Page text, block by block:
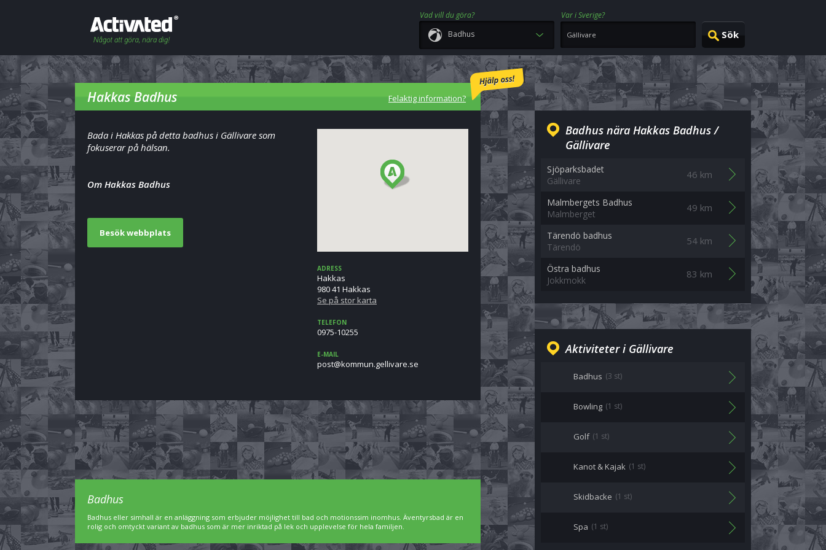
Vad vill du göra?
Var i Sverige?
Badhus
Hakkas Badhus Felaktig information?
Bada i Hakkas på detta badhus i Gällivare som
fokuserar på hälsan.
Om Hakkas Badhus
Besök webbplats
ADRESS
Hakkas
980 41 Hakkas
Se på stor karta
TELEFON
0975-10255
E-MAIL
es.eravilleg.nummok@tsop
Badhus nära Hakkas Badhus /
Gällivare
Sjöparksbadet
Gällivare
46 km
Malmbergets Badhus
Malmberget
49 km
Tärendö badhus
Tärendö
54 km
Östra badhus
Jokkmokk
83 km
Aktiviteter i Gällivare
Badhus (3 st)
Bowling (1 st)
Golf (1 st)
Kanot & Kajak (1 st)
Skidbacke (1 st)
Spa (1 st)
Badhus
Badhus eller simhall är en anläggning som erbjuder möjlighet till bad och motionssim inomhus. Äventyrsbad är en
rolig och omtyckt variant av badhus som är mer inriktad på lek och upplevelse för hela familjen.